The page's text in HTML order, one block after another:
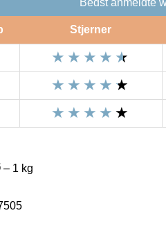
Stjerner
1 kg